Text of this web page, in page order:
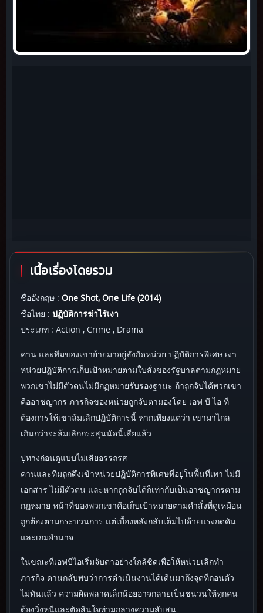
เนื้อเรื่องโดยรวม
ชื่ออังกฤษ : One Shot, One Life (2014)
ชื่อไทย : ปฏิบัติการฆ่าไร้เงา
ประเภท : Action , Crime , Drama
คาน และทีมของเขาย้ายมาอยู่สังกัดหน่วย ปฏิบัติการพิเศษ เงา
หน่วยปฏิบัติการเก็บเป้าหมายตามใบสั่งของรัฐบาลตามกฏหมาย
พวกเขาไม่มีตัวตนไม่มีกฏหมายรับรองฐานะ ถ้าถูกจับได้พวกเขา
คืออาชญากร ภารกิจของหน่วยถูกจับตามองโดย เอฟ บี ไอ ที่
ต้องการให้เขาล้มเลิกปฏิบัติการนี้ หากเพียงแต่ว่า เขามาไกล
เกินกว่าจะล้มเลิกกระสุนนัดนี้เสียแล้ว
ปูทางก่อนดูแบบไม่เสียอรรถรส
คานและทีมถูกดึงเข้าหน่วยปฏิบัติการพิเศษที่อยู่ในพื้นที่เทา ไม่มี
เอกสาร ไม่มีตัวตน และหากถูกจับได้ก็เท่ากับเป็นอาชญากรตาม
กฎหมาย หน้าที่ของพวกเขาคือเก็บเป้าหมายตามคำสั่งที่ดูเหมือน
ถูกต้องตามกระบวนการ แต่เบื้องหลังกลับเต็มไปด้วยแรงกดดัน
และเกมอำนาจ
ในขณะที่เอฟบีไอเริ่มจับตาอย่างใกล้ชิดเพื่อให้หน่วยเลิกทำ
ภารกิจ คานกลับพบว่าการดำเนินงานได้เดินมาถึงจุดที่ถอนตัว
ไม่ทันแล้ว ความผิดพลาดเล็กน้อยอาจกลายเป็นชนวนให้ทุกคน
ต้องวิ่งหนีและตัดสินใจท่ามกลางความสับสน